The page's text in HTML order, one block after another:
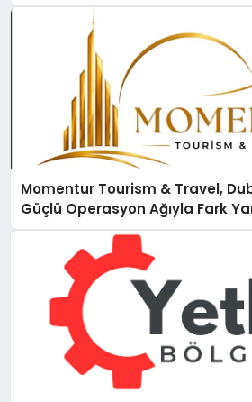
Momentur Tourism & Travel,
Güçlü Operasyon Ağıyla Fark